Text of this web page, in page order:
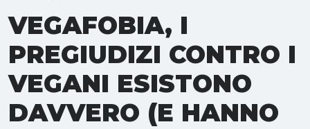
VEGAFOBIA, I
PREGIUDIZI CONTRO I
VEGANI ESISTONO
DAVVERO (E HANNO